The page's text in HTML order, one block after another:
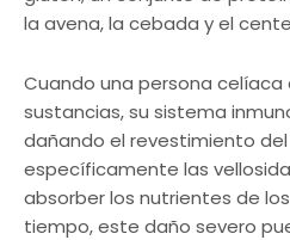
la avena, la cebada y el
Cuando una persona
sustancias, su sistema
dañando el revestimiento
específicamente las
absorber los nutrientes de
tiempo, este daño severo